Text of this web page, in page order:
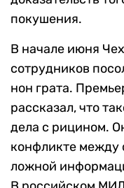
покушения.
В начале июня
сотрудников
нон грата.
рассказал, что
дела с рицином.
конфликте между
ложной